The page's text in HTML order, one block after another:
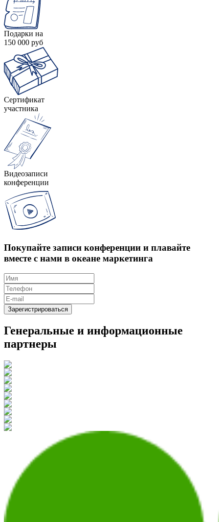
Подарки на
150 000 руб
Сертификат
участника
Видеозаписи
конференции
Покупайте записи конференции и плавайте
вместе с нами в океане маркетинга
Зарегистрироваться
Генеральные и информационные
партнеры